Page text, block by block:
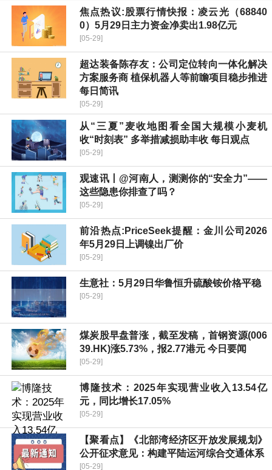
焦点热议:股票行情快报：凌云光（68840
0）5月29日主力资金净卖出1.98亿元
[05-29]
超达装备陈存友：公司定位转向一体化解决
方案服务商 植保机器人等前瞻项目稳步推进
每日简讯
[05-29]
从“三夏”麦收地图看全国大规模小麦机
收“时刻表” 多举措减损助丰收 每日观点
[05-29]
观速讯丨@河南人，测测你的“安全力”——
这些隐患你排查了吗？
[05-29]
前沿热点:PriceSeek提醒：金川公司2026
年5月29日上调镍出厂价
[05-29]
生意社：5月29日华鲁恒升硫酸铵价格平稳
[05-29]
煤炭股早盘普涨，截至发稿，首钢资源(006
39.HK)涨5.73%，报2.77港元 今日要闻
[05-29]
博隆技术：2025年实现营业收入13.54亿
元，同比增长17.05%
[05-29]
【聚看点】《北部湾经济区开放发展规划》
公开征求意见：构建平陆运河综合交通体系
[05-29]